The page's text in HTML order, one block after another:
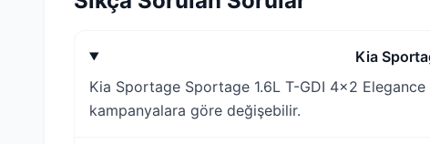
Kia
Kia Sportage Sportage 1.6L T-GDI 4x2
kampanyalara göre değişebilir.